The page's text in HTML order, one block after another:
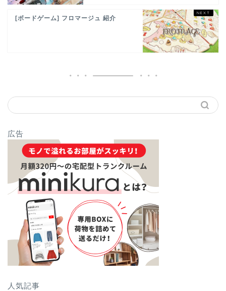
[ボードゲーム] フロマージュ 紹介
広告
人気記事